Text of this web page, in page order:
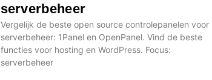
serverbeheer
Vergelijk de beste open source controlepanelen voor
serverbeheer: 1Panel en OpenPanel. Vind de beste
functies voor hosting en WordPress. Focus:
serverbeheer